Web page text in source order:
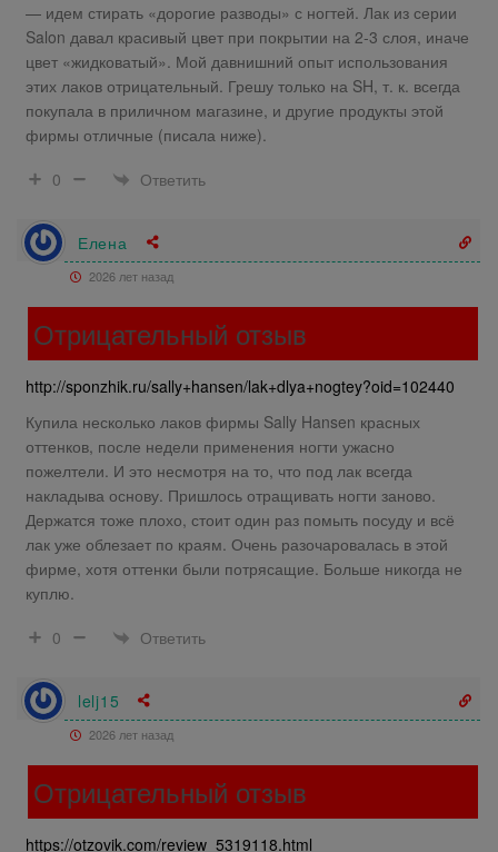
— идем стирать «дорогие разводы» с ногтей. Лак из серии
Salon давал красивый цвет при покрытии на 2-3 слоя, иначе
цвет «жидковатый». Мой давнишний опыт использования
этих лаков отрицательный. Грешу только на SH, т. к. всегда
покупала в приличном магазине, и другие продукты этой
фирмы отличные (писала ниже).
0
Ответить
Елена
2026 лет назад
Отрицательный отзыв
http://sponzhik.ru/sally+hansen/lak+dlya+nogtey?oid=102440
Купила несколько лаков фирмы Sally Hansen красных
оттенков, после недели применения ногти ужасно
пожелтели. И это несмотря на то, что под лак всегда
накладыва основу. Пришлось отращивать ногти заново.
Держатся тоже плохо, стоит один раз помыть посуду и всё
лак уже облезает по краям. Очень разочаровалась в этой
фирме, хотя оттенки были потрясащие. Больше никогда не
куплю.
0
Ответить
lelj15
2026 лет назад
Отрицательный отзыв
https://otzovik.com/review_5319118.html